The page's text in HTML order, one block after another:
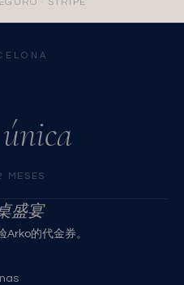
única
MESES
盛宴
Arko的代金券。